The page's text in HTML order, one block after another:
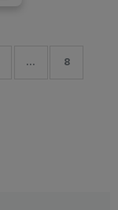
... 8